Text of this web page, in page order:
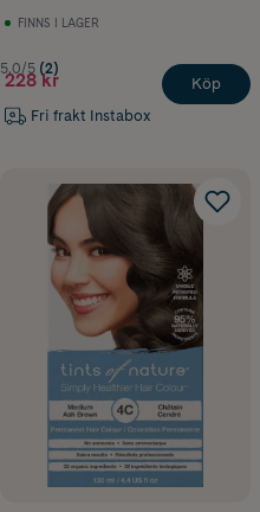
FINNS I LAGER
5.0/5 (2)
228 kr
Fri frakt Instabox
Köp